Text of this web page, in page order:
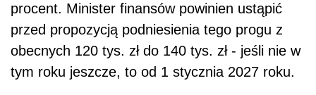
procent. Minister finansów powinien ustąpić
przed propozycją podniesienia tego progu z
obecnych 120 tys. zł do 140 tys. zł - jeśli nie w
tym roku jeszcze, to od 1 stycznia 2027 roku.